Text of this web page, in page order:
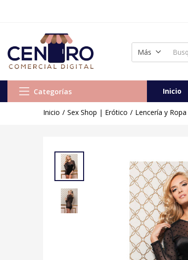
Más
Categorías Inicio
Inicio Sex Shop | Erótico Lencería y